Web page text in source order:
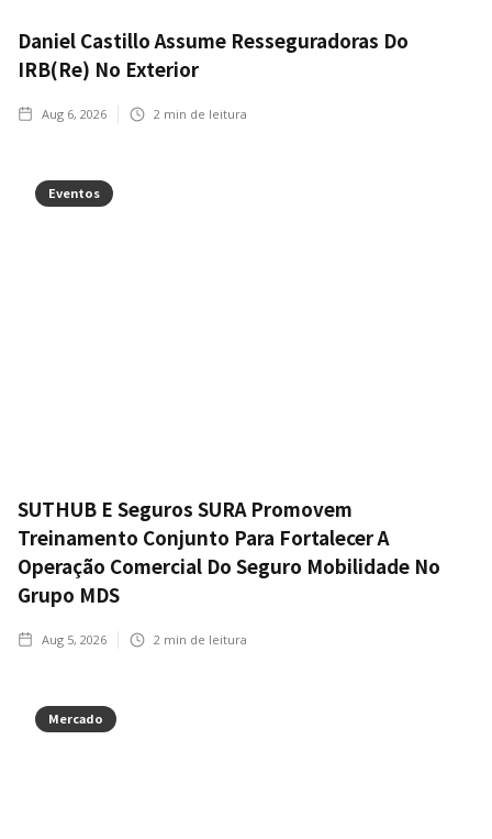
Daniel Castillo Assume Resseguradoras Do
IRB(Re) No Exterior
Aug 6, 2026 2 min de leitura
Eventos
SUTHUB E Seguros SURA Promovem
Treinamento Conjunto Para Fortalecer A
Operação Comercial Do Seguro Mobilidade No
Grupo MDS
Aug 5, 2026 2 min de leitura
Mercado